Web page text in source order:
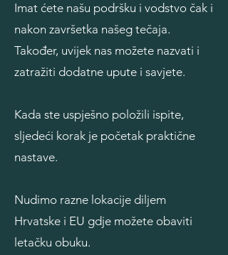
Imat ćete našu podršku i vodstvo čak i
nakon završetka našeg tečaja.
Također, uvijek nas možete nazvati i
zatražiti dodatne upute i savjete.
Kada ste uspješno položili ispite,
sljedeći korak je početak praktične
nastave.
Nudimo razne lokacije diljem
Hrvatske i EU gdje možete obaviti
letačku obuku.